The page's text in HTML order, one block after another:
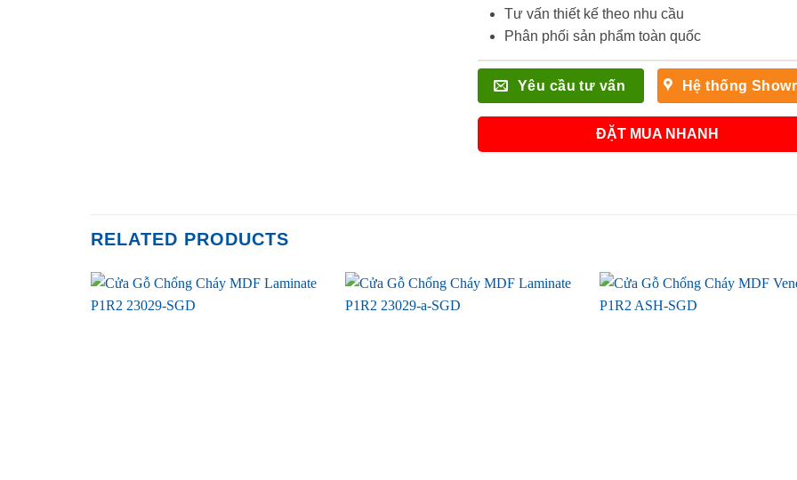
Tư vấn thiết kế theo nhu cầu
Phân phối sản phẩm toàn quốc
Yêu cầu tư vấn Hệ thống
ĐẶT MUA NHANH
RELATED PRODUCTS